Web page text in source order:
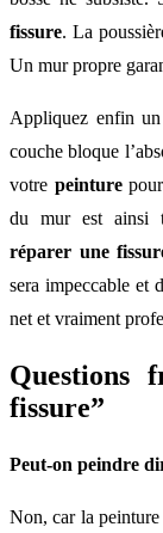
fissure. La
Un mur propre
Appliquez enfin un
couche bloque
votre peinture
du mur est ainsi
réparer une
sera impeccable et
net et vraiment
Questions
fissure”
Peut-on peindre
Non, car la